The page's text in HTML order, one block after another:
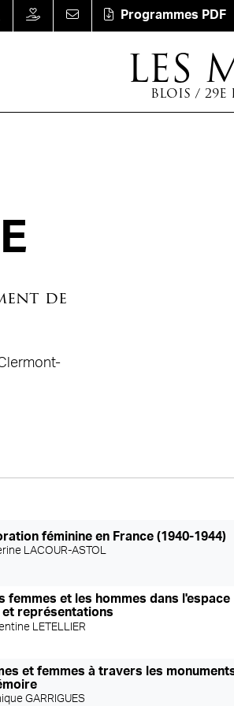
Programmes PDF
LES
BLOIS / 29E
de
féminine en France (1940-1944)
LACOUR-ASTOL
femmes et les hommes dans l'espace
représentations
LETELLIER
et femmes à travers les
GARRIGUES